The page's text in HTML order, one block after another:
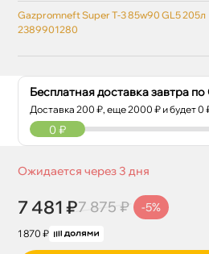
Бесплатная доставка завтра
Доставка200 ₽, еще2000 ₽ и будет 0
0 ₽
Ожидается через 3 дня
7 481 ₽7 875 ₽ -5%
1 870 ₽
Gazpromneft Super T-3 85w90 GL5 205л
2389901280